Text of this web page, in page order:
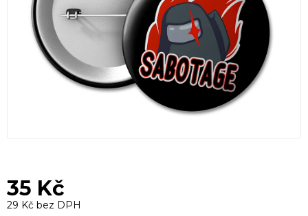
35 Kč
29 Kč bez DPH